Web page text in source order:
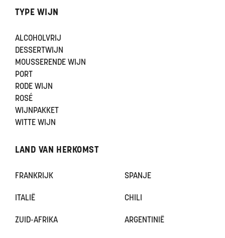
TYPE WIJN
ALCOHOLVRIJ
DESSERTWIJN
MOUSSERENDE WIJN
PORT
RODE WIJN
ROSÉ
WIJNPAKKET
WITTE WIJN
LAND VAN HERKOMST
FRANKRIJK SPANJE
ITALIË CHILI
ZUID-AFRIKA ARGENTINIË